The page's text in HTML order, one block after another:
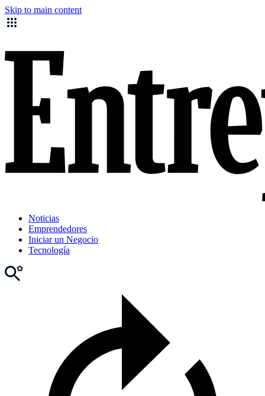
Skip to main content
Noticias
Emprendedores
Iniciar un Negocio
Tecnología